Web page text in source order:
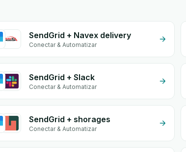
SendGrid + Navex delivery
Conectar & Automatizar
SendGrid + Slack
Conectar & Automatizar
SendGrid + shorages
Conectar & Automatizar